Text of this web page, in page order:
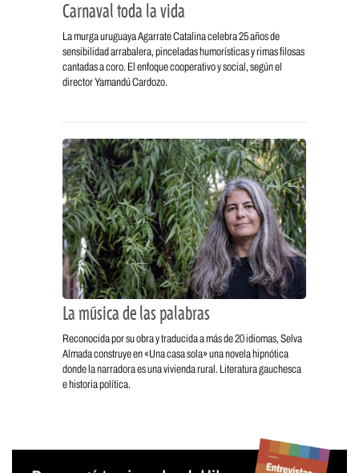
Carnaval toda la vida
La murga uruguaya Agarrate Catalina celebra 25 años de
sensibilidad arrabalera, pinceladas humorísticas y rimas filosas
cantadas a coro. El enfoque cooperativo y social, según el
director Yamandú Cardozo.
La música de las palabras
Reconocida por su obra y traducida a más de 20 idiomas, Selva
Almada construye en «Una casa sola» una novela hipnótica
donde la narradora es una vivienda rural. Literatura gauchesca
e historia política.